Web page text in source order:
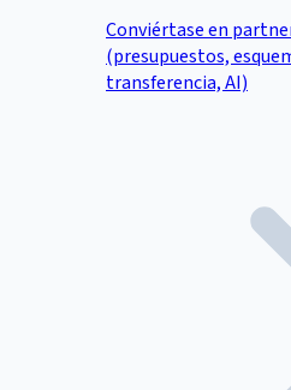
Conviértase en
(presupuestos,
transferencia, AI)